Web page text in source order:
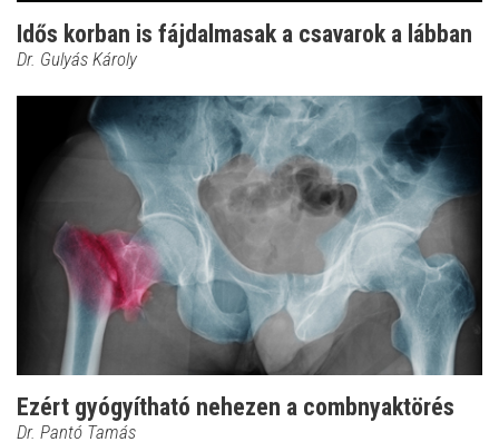
Idős korban is fájdalmasak a csavarok a lábban
Dr. Gulyás Károly
Ezért gyógyítható nehezen a combnyaktörés
Dr. Pantó Tamás